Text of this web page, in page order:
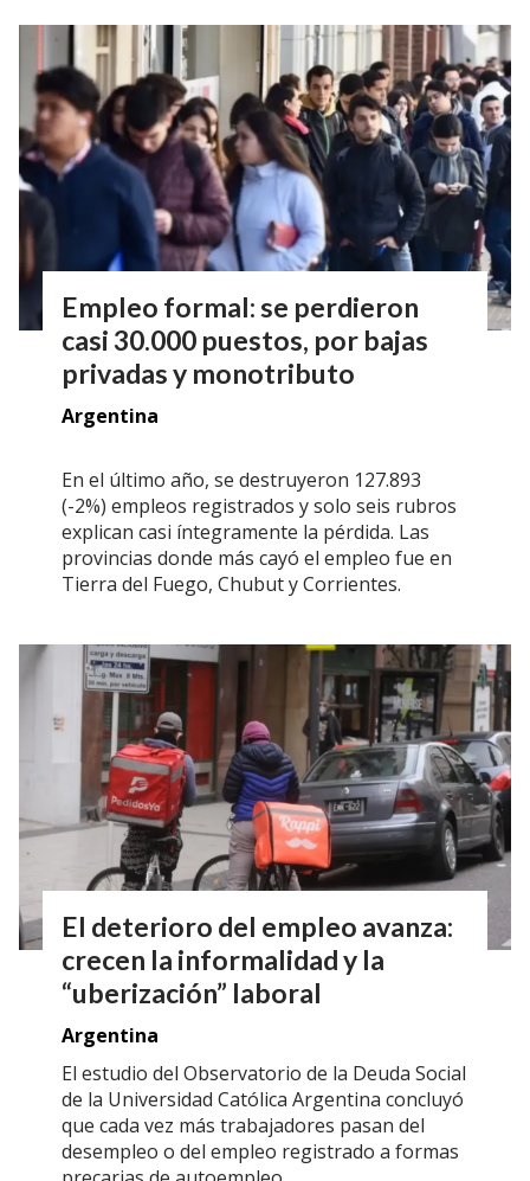
Empleo formal: se perdieron
casi 30.000 puestos, por bajas
privadas y monotributo
Argentina
En el último año, se destruyeron 127.893
(-2%) empleos registrados y solo seis rubros
explican casi íntegramente la pérdida. Las
provincias donde más cayó el empleo fue en
Tierra del Fuego, Chubut y Corrientes.
El deterioro del empleo avanza:
crecen la informalidad y la
“uberización” laboral
Argentina
El estudio del Observatorio de la Deuda Social
de la Universidad Católica Argentina concluyó
que cada vez más trabajadores pasan del
desempleo o del empleo registrado a formas